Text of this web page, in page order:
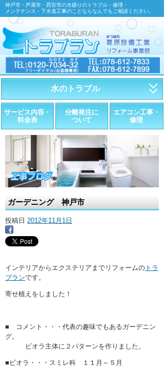
神戸市・芦屋市・西宮市の水廻りのトラブル・修理・
メンテナンス・下水道工事のことならなんでもご相談ください。
水のトラブル
・トイレが詰まったら
・トイレが漏れたら
・水道管が漏れたら
・排水が詰まったら
・水栓金具の取替え
・ここに水栓がほしい
サービス内容・
料金表
分離発注に
ついて
エアコン工事・
修理
ガーデニング 神戸市
投稿日 2012年11月1日
インテリアからエクステリアまでリフォームの トラ
ブランです。
寄せ植えをしました！
■ コメント・・・代表の趣味でもあるガーデニン
グ。
ビオラ主体に２パターンを作りました。
■ビオラ・・・スミレ科 １１月～５月